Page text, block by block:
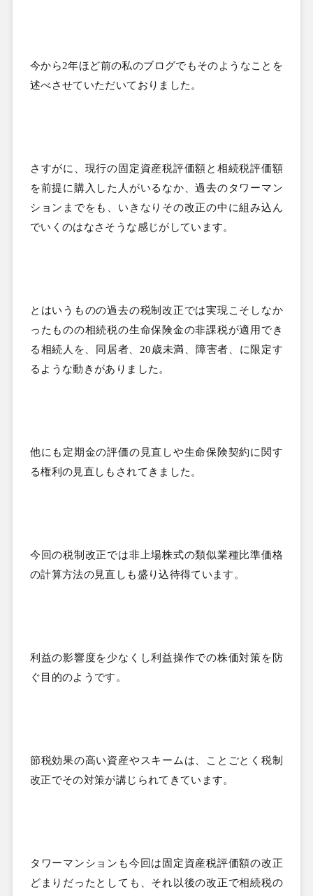
今から2年ほど前の私のブログでもそのようなことを
述べさせていただいておりました。
さすがに、現行の固定資産税評価額と相続税評価額
を前提に購入した人がいるなか、過去のタワーマン
ションまでをも、いきなりその改正の中に組み込ん
でいくのはなさそうな感じがしています。
とはいうものの過去の税制改正では実現こそしなか
ったものの相続税の生命保険金の非課税が適用でき
る相続人を、同居者、 20歳未満、障害者、に限定す
るような動きがありました。
他にも定期金の評価の見直しや生命保険契約に関す
る権利の見直しもされてきました。
今回の税制改正では非上場株式の類似業種比準価格
の計算方法の見直しも盛り込待得ています。
利益の影響度を少なくし利益操作での株価対策を防
ぐ目的のようです。
節税効果の高い資産やスキームは、ことごとく税制
改正でその対策が講じられてきています。
タワーマンションも今回は固定資産税評価額の改正
どまりだったとしても、それ以後の改正で相続税の